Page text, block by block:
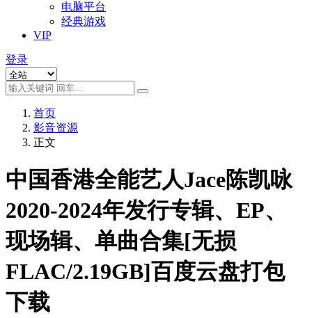
电脑平台
经典游戏
VIP
登录
首页
影音资源
正文
中国香港全能艺人Jace陈凯咏
2020-2024年发行专辑、EP、
现场辑、单曲合集[无损
FLAC/2.19GB]百度云盘打包
下载